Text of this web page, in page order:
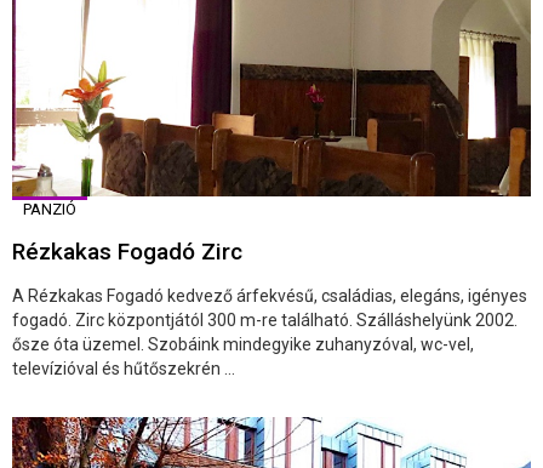
PANZIÓ
Rézkakas Fogadó Zirc
A Rézkakas Fogadó kedvező árfekvésű, családias, elegáns, igényes
fogadó. Zirc központjától 300 m-re található. Szálláshelyünk 2002.
ősze óta üzemel. Szobáink mindegyike zuhanyzóval, wc-vel,
televízióval és hűtőszekrén ...